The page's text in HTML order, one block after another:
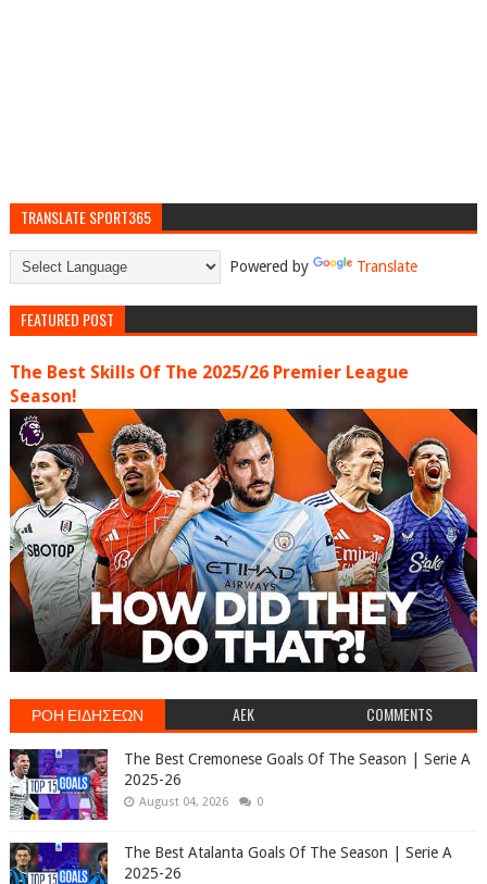
TRANSLATE SPORT365
Powered by Translate
FEATURED POST
The Best Skills Of The 2025/26 Premier League
Season!
ΡΟΗ ΕΙΔΗΣΕΩΝ AEK COMMENTS
The Best Cremonese Goals Of The Season | Serie A
2025-26
August 04, 2026 0
The Best Atalanta Goals Of The Season | Serie A
2025-26